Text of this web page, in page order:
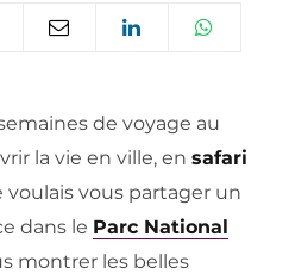
de voyage au
la vie en ville, en safari
voulais vous partager un
dans le Parc National
montrer les belles